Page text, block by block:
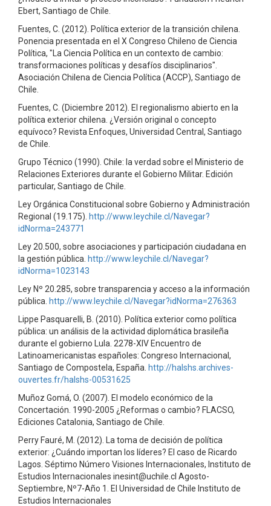
Ebert, Santiago de Chile.
Fuentes, C. (2012). Política exterior de la transición chilena.
Ponencia presentada en el X Congreso Chileno de Ciencia
Política, "La Ciencia Política en un contexto de cambio:
transformaciones políticas y desafíos disciplinarios".
Asociación Chilena de Ciencia Política (ACCP), Santiago de
Chile.
Fuentes, C. (Diciembre 2012). El regionalismo abierto en la
política exterior chilena. ¿Versión original o concepto
equívoco? Revista Enfoques, Universidad Central, Santiago
de Chile.
Grupo Técnico (1990). Chile: la verdad sobre el Ministerio de
Relaciones Exteriores durante el Gobierno Militar. Edición
particular, Santiago de Chile.
Ley Orgánica Constitucional sobre Gobierno y Administración
Regional (19.175). http://www.leychile.cl/Navegar?
idNorma=243771
Ley 20.500, sobre asociaciones y participación ciudadana en
la gestión pública. http://www.leychile.cl/Navegar?
idNorma=1023143
Ley Nº 20.285, sobre transparencia y acceso a la información
pública. http://www.leychile.cl/Navegar?idNorma=276363
Lippe Pasquarelli, B. (2010). Política exterior como política
pública: un análisis de la actividad diplomática brasileña
durante el gobierno Lula. 2278-XIV Encuentro de
Latinoamericanistas españoles: Congreso Internacional,
Santiago de Compostela, España. http://halshs.archives-
ouvertes.fr/halshs-00531625
Muñoz Gomá, O. (2007). El modelo económico de la
Concertación. 1990-2005 ¿Reformas o cambio? FLACSO,
Ediciones Catalonia, Santiago de Chile.
Perry Fauré, M. (2012). La toma de decisión de política
exterior: ¿Cuándo importan los líderes? El caso de Ricardo
Lagos. Séptimo Número Visiones Internacionales, Instituto de
Estudios Internacionales inesint@uchile.cl Agosto-
Septiembre, Nº7-Año 1. EI Universidad de Chile Instituto de
Estudios Internacionales